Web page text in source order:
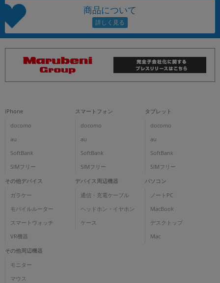
商品について
iPhone
docomo
au
SoftBank
SIMフリー
スマートフォン
docomo
au
SoftBank
SIMフリー
タブレット
docomo
au
SoftBank
SIMフリー
その他デバイス
ガラケー
モバイルルーター
スマートウォッチ
VR機器
デバイス周辺機器
通信・充電ケーブル
ヘッドホン・イヤホン
ケース
パソコン
ノートPC
MacBook
デスクトップ
Mac
その他周辺機器
モニター
マウス